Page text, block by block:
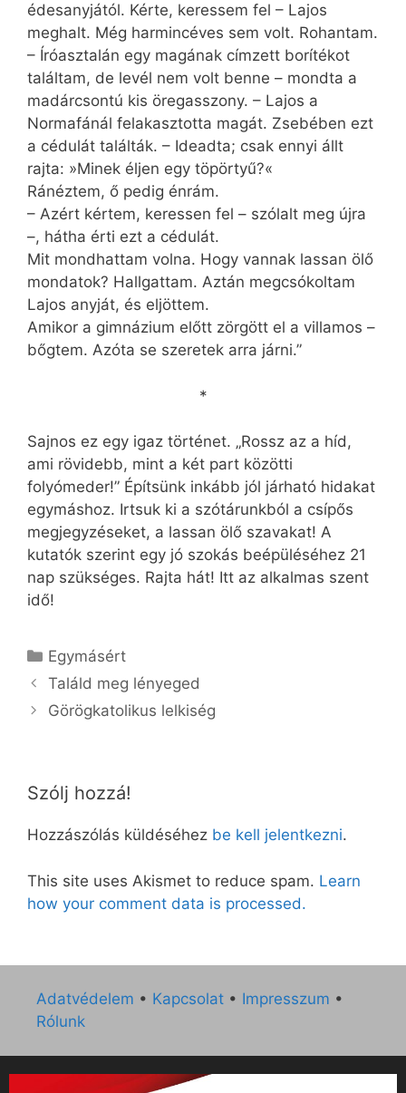
édesanyjától. Kérte, keressem fel – Lajos
meghalt. Még harmincéves sem volt. Rohantam.
– Íróasztalán egy magának címzett borítékot
találtam, de levél nem volt benne – mondta a
madárcsontú kis öregasszony. – Lajos a
Normafánál felakasztotta magát. Zsebében ezt
a cédulát találták. – Ideadta; csak ennyi állt
rajta: »Minek éljen egy töpörtyű?«
Ránéztem, ő pedig énrám.
– Azért kértem, keressen fel – szólalt meg újra
–, hátha érti ezt a cédulát.
Mit mondhattam volna. Hogy vannak lassan ölő
mondatok? Hallgattam. Aztán megcsókoltam
Lajos anyját, és eljöttem.
Amikor a gimnázium előtt zörgött el a villamos –
bőgtem. Azóta se szeretek arra járni.”
*
Sajnos ez egy igaz történet. „Rossz az a híd,
ami rövidebb, mint a két part közötti
folyómeder!” Építsünk inkább jól járható hidakat
egymáshoz. Irtsuk ki a szótárunkból a csípős
megjegyzéseket, a lassan ölő szavakat! A
kutatók szerint egy jó szokás beépüléséhez 21
nap szükséges. Rajta hát! Itt az alkalmas szent
idő!
Kategória
Egymásért
Találd meg lényeged
Görögkatolikus lelkiség
Szólj hozzá!
Hozzászólás küldéséhez be kell jelentkezni.
This site uses Akismet to reduce spam. Learn
how your comment data is processed.
Adatvédelem • Kapcsolat • Impresszum •
Rólunk